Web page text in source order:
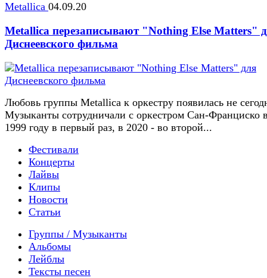
Metallica 04.09.20
Metallica перезаписывают "Nothing Else Matters"
Диснеевского фильма
Любовь группы Metallica к оркестру появилась не
Музыканты сотрудничали с оркестром Сан-Франциско
1999 году в первый раз, в 2020 - во второй...
Фестивали
Концерты
Лайвы
Клипы
Новости
Статьи
Группы / Музыканты
Альбомы
Лейблы
Тексты песен